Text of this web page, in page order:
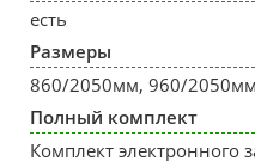
есть
Размеры
860/2050мм, 960/2050мм
Полный комплект
Комплект электронного